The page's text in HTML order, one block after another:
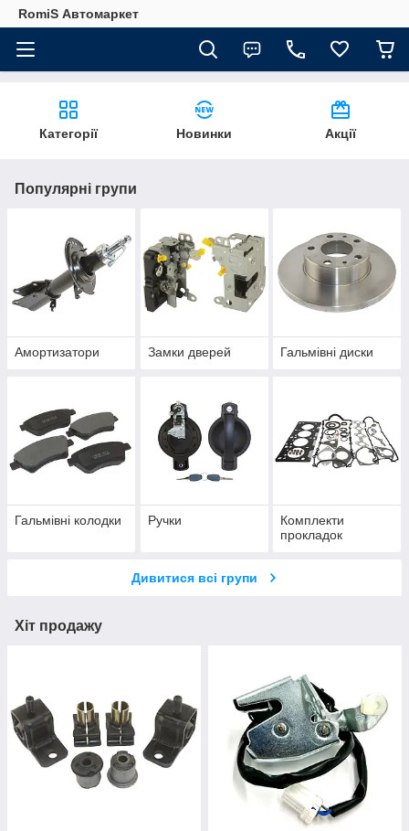
RomiS Автомаркет
Категорії Новинки Акції
Популярні групи
Амортизатори Замки дверей Гальмівні диски
Гальмівні колодки Ручки
Комплекти
прокладок
Дивитися всі групи
Хіт продажу